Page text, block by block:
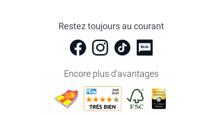
Restez toujours au courant
Encore plus d'avantages